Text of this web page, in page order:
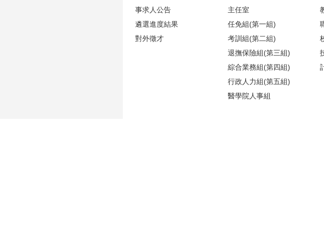
事求人公告
遴選進度結果
對外徵才
主任室
任免組(第一組)
考訓組(第二組)
退撫保險組(第三組)
綜合業務組(第四組)
行政人力組(第五組)
醫學院人事組